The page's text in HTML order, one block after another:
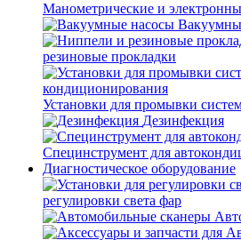
Манометрические и
резиновые прокладки
Установки для промывки
Дезинфекция
Специнструмент для
Диагностическое оборудование
регулировки света фар